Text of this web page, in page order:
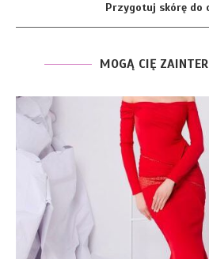
Przygotuj skórę do
MOGĄ CIĘ